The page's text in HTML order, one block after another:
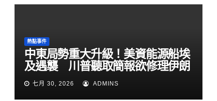
熱點事件
中東局勢重大升級！美資能源船埃
及遇襲 川普聽取簡報欲修理伊朗
七月 30, 2026 ADMINS